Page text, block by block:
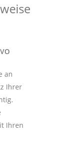
an
Ihrer
Ihren